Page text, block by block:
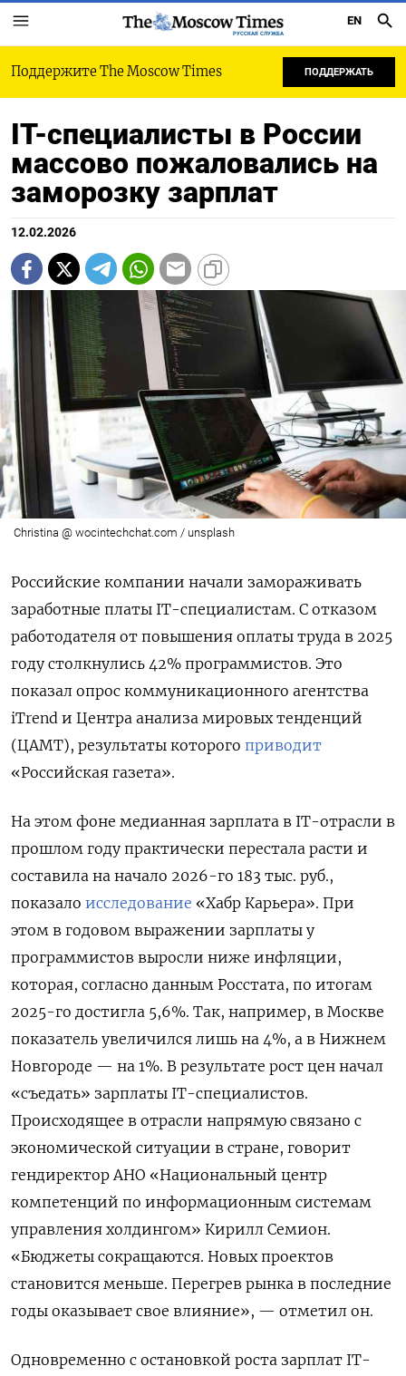
РУССКАЯ СЛУЖБА
EN
Поддержите The Moscow Times ПОДДЕРЖАТЬ
IT-специалисты в России
массово пожаловались на
заморозку зарплат
12.02.2026
Christina @ wocintechchat.com / unsplash
Российские компании начали замораживать
заработные платы IT-специалистам. С отказом
работодателя от повышения оплаты труда в 2025
году столкнулись 42% программистов. Это
показал опрос коммуникационного агентства
iTrend и Центра анализа мировых тенденций
(ЦАМТ), результаты которого приводит
«Российская газета».
На этом фоне медианная зарплата в IT-отрасли в
прошлом году практически перестала расти и
составила на начало 2026-го 183 тыс. руб.,
показало исследование «Хабр Карьера». При
этом в годовом выражении зарплаты у
программистов выросли ниже инфляции,
которая, согласно данным Росстата, по итогам
2025-го достигла 5,6%. Так, например, в Москве
показатель увеличился лишь на 4%, а в Нижнем
Новгороде — на 1%. В результате рост цен начал
«съедать» зарплаты IT-специалистов.
Происходящее в отрасли напрямую связано с
экономической ситуации в стране, говорит
гендиректор АНО «Национальный центр
компетенций по информационным системам
управления холдингом» Кирилл Семион.
«Бюджеты сокращаются. Новых проектов
становится меньше. Перегрев рынка в последние
годы оказывает свое влияние», — отметил он.
Одновременно с остановкой роста зарплат IT-